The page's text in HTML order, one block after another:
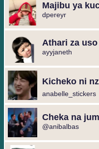
Majibu ya
dpereyr
Athari za uso
ayyjaneth
Kicheko ni
anabelle_stickers
Cheka na
@anibalbas